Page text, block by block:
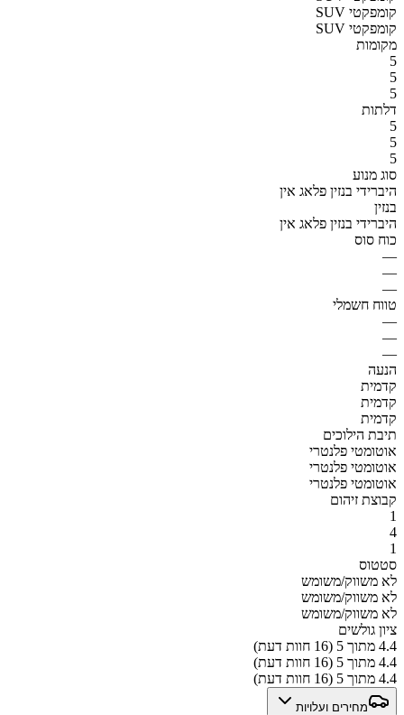
SUV קומפקטי
SUV קומפקטי
מקומות
5
5
5
דלתות
5
5
5
סוג מנוע
היברידי בנזין פלאג אין
בנזין
היברידי בנזין פלאג אין
כוח סוס
—
—
—
טווח חשמלי
—
—
—
הנעה
קדמית
קדמית
קדמית
תיבת הילוכים
אוטומטי פלנטרי
אוטומטי פלנטרי
אוטומטי פלנטרי
קבוצת זיהום
1
4
1
סטטוס
לא משווק/משומש
לא משווק/משומש
לא משווק/משומש
ציון גולשים
4.4 מתוך 5 (16 חוות דעת)
4.4 מתוך 5 (16 חוות דעת)
4.4 מתוך 5 (16 חוות דעת)
מחירים ועלויות